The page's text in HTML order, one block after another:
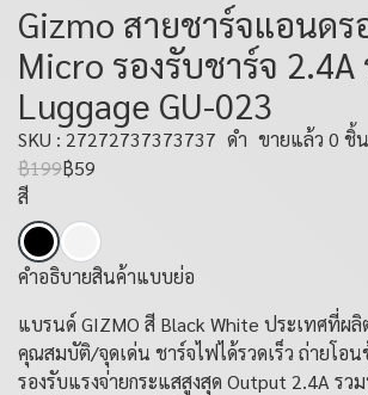
Gizmo สายชาร์จแอนดร
Micro รองรับชาร์จ 2.4A
Luggage GU-023
SKU : 27272737373737 ดำ ขายแล้ว 0 ชิ้น
฿199฿59
สี
คำอธิบายสินค้าแบบย่อ
แบรนด์ GIZMO สี Black White ประเทศที่ผลิ
คุณสมบัติ/จุดเด่น ชาร์จไฟได้รวดเร็ว ถ่ายโอน
รองรับแรงจ่ายกระแสสูงสุด Output 2.4A รว